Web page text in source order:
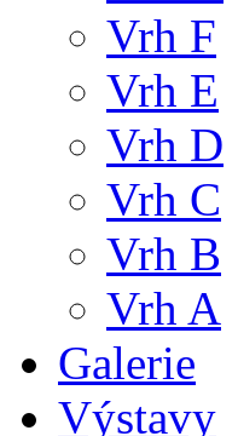
Vrh F
Vrh E
Vrh D
Vrh C
Vrh B
Vrh A
Galerie
Výstavy